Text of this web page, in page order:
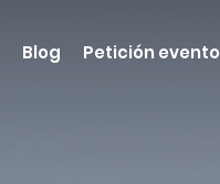
Blog Petición evento